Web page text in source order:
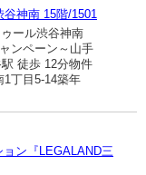
神南 15階/1501
ール渋谷神南
ンペーン～山手
徒歩 12分物件
丁目5-14築年
ン『LEGALAND三